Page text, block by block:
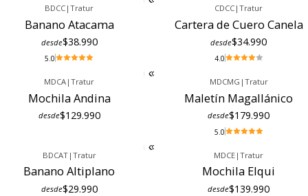
BDCC |Tratur
Banano Atacama
desde$38.990
5.0
CDCC |Tratur
Cartera de Cuero Canela
desde$34.990
4.0
MDCA |Tratur
Mochila Andina
desde$129.990
MDCMG | Tratur
Maletín Magallánico
desde$179.990
5.0
BDCAT| Tratur
Banano Altiplano
desde$29.990
MDCE |Tratur
Mochila Elqui
desde$139.990